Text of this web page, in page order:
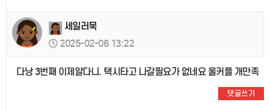
세일러묵
2025-02-06 13:22
다낭 3번째 이제알다니. 택시타고 나갈필요가 없네요 울커플 개만족
댓글쓰기